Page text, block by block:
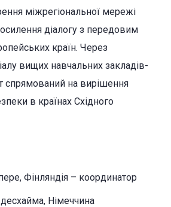
міжрегіональної мережі
діалогу з передовим
країн. Через
вищих навчальних закладів-
спрямований на вирішення
в країнах Східного
Фінляндія – координатор
Німеччина